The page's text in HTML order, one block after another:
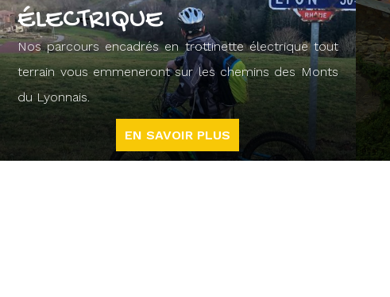
ÉLECTRIQUE
Nos parcours encadrés en trottinette électrique tout
terrain vous emmeneront sur les chemins des Monts
du Lyonnais.
EN SAVOIR PLUS